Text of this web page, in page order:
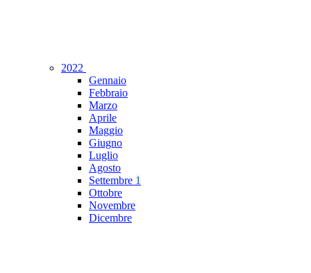
2022
Gennaio
Febbraio
Marzo
Aprile
Maggio
Giugno
Luglio
Agosto
Settembre 1
Ottobre
Novembre
Dicembre